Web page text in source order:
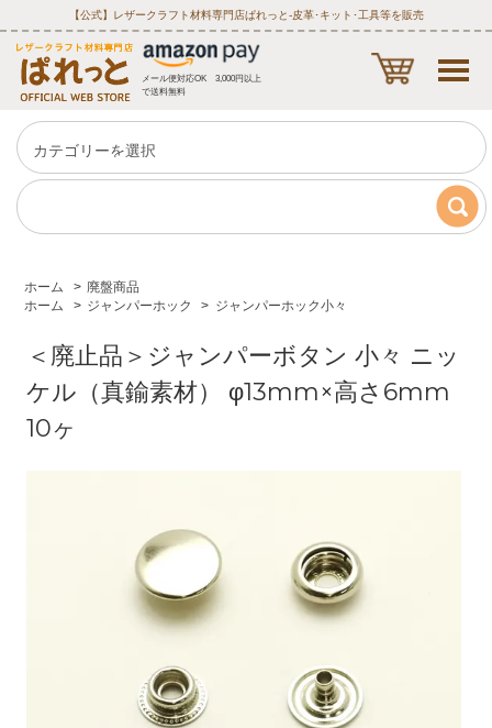
【公式】レザークラフト材料専門店ぱれっと‐皮革･キット･工具等を販売
メール便対応OK 3,000円以上
で送料無料
ホーム > 廃盤商品
ホーム
> ジャンパーホック > ジャンパーホック小々
＜廃止品＞ジャンパーボタン 小々 ニッ
ケル（真鍮素材） φ13mm×高さ6mm
10ヶ